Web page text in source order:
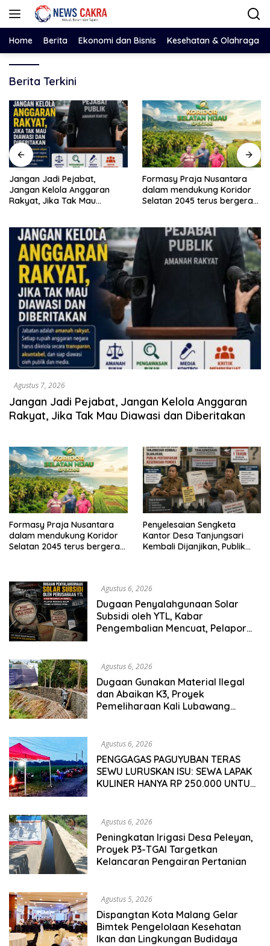
Langsung
Home Berita Ekonomi dan Bisnis Kesehatan & Olahraga
Berita Terkini
Jangan Jadi Pejabat,
Jangan Kelola Anggaran
Rakyat, Jika Tak Mau
Formasy Praja Nusantara
dalam mendukung Koridor
Selatan 2045 terus bergerak
dengan SPEKTANI
Agustus 7, 2026
Jangan Jadi Pejabat, Jangan Kelola Anggaran
Rakyat, Jika Tak Mau Diawasi dan Diberitakan
Formasy Praja Nusantara
dalam mendukung Koridor
Selatan 2045 terus bergerak
dengan SPEKTANI
Penyelesaian Sengketa
Kantor Desa Tanjungsari
Kembali Dijanjikan, Publik
Agustus 6, 2026
Dugaan Penyalahgunaan Solar
Subsidi oleh YTL, Kabar
Pengembalian Mencuat, Pelapor
Agustus 6, 2026
Dugaan Gunakan Material Ilegal
dan Abaikan K3, Proyek
Pemeliharaan Kali Lubawang
Agustus 6, 2026
PENGGAGAS PAGUYUBAN TERAS
SEWU LURUSKAN ISU: SEWA LAPAK
KULINER HANYA RP 250.000 UNTUK
Agustus 6, 2026
Peningkatan Irigasi Desa Peleyan,
Proyek P3-TGAI Targetkan
Kelancaran Pengairan Pertanian
Agustus 5, 2026
Dispangtan Kota Malang Gelar
Bimtek Pengelolaan Kesehatan
Ikan dan Lingkungan Budidaya